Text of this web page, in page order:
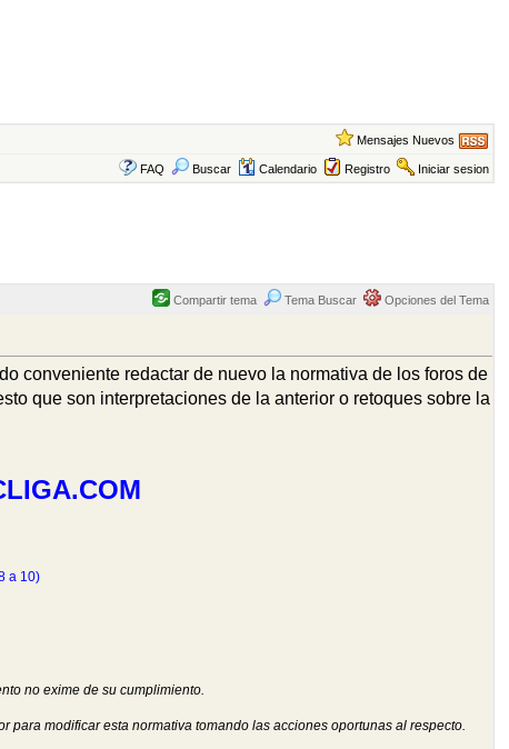
Mensajes Nuevos
FAQ Buscar Calendario Registro Iniciar sesion
Compartir tema Tema Buscar Opciones del Tema
conveniente redactar de nuevo la normativa de los foros de
que son interpretaciones de la anterior o retoques sobre la
a 10)
no exime de su cumplimiento.
modificar esta normativa tomando las acciones oportunas al respecto.